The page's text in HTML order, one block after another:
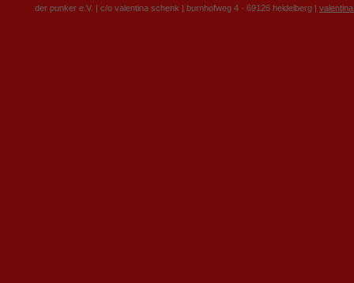
der punker e.V. | c/o valentina schenk | burnhofweg 4 · 69126 heidelberg |